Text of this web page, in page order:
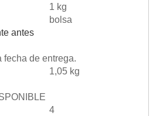
1 kg
bolsa
antes
de entrega.
1,05 kg
4